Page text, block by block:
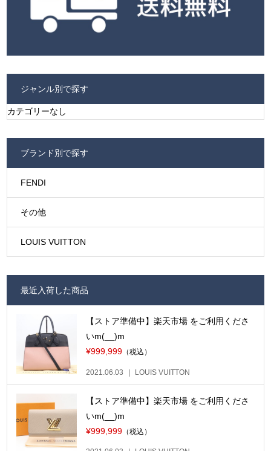
ジャンル別で探す
カテゴリーなし
ブランド別で探す
FENDI
その他
LOUIS VUITTON
最近入荷した商品
【ストア準備中】楽天市場 をご利用くださ
いm(__)m
¥999,999 （税込）
2021.06.03 LOUIS VUITTON
【ストア準備中】楽天市場 をご利用くださ
いm(__)m
¥999,999 （税込）